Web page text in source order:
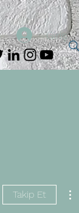
Giriş
Takip Et